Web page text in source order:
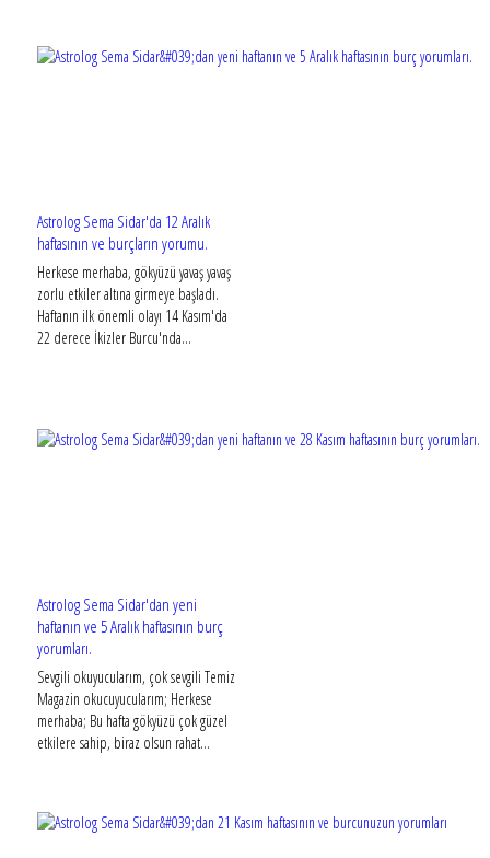
Astrolog Sema Sidar'da 12 Aralık
haftasının ve burçların yorumu.
Herkese merhaba, gökyüzü yavaş yavaş
zorlu etkiler altına girmeye başladı.
Haftanın ilk önemli olayı 14 Kasım'da
22 derece İkizler Burcu'nda...
Astrolog Sema Sidar'dan yeni
haftanın ve 5 Aralık haftasının burç
yorumları.
Sevgili okuyucularım, çok sevgili Temiz
Magazin okucuyucularım; Herkese
merhaba; Bu hafta gökyüzü çok güzel
etkilere sahip, biraz olsun rahat...